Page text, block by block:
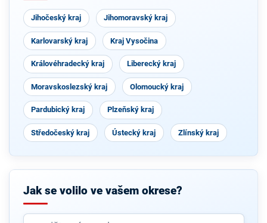
Jihočeský kraj Jihomoravský kraj
Karlovarský kraj Kraj Vysočina
Královéhradecký kraj Liberecký kraj
Moravskoslezský kraj Olomoucký kraj
Pardubický kraj Plzeňský kraj
Středočeský kraj Ústecký kraj Zlínský kraj
Jak se volilo ve vašem okrese?